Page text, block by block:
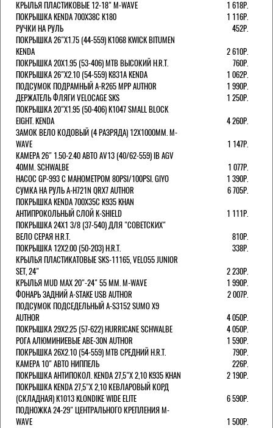
КРЫЛЬЯ ПЛАСТИКОВЫЕ 12-18" M-WAVE
1 618Р.
ПОКРЫШКА KENDA 700Х38С K180
1 116Р.
РУЧКИ НА РУЛЬ
452Р.
ПОКРЫШКА 26"Х1.75 (44-559) K1068 KWICK BITUMEN
KENDA
2 610Р.
ПОКРЫШКА 20X1.95 (53-406) MTB ВЫСОКИЙ H.R.T.
760Р.
ПОКРЫШКА 26"Х2.10 (54-559) K831A KENDA
1 062Р.
ПОДСУМОК ПОДРАМНЫЙ A-R265 MPP AUTHOR
1 990Р.
ДЕРЖАТЕЛЬ ФЛЯГИ VELOCAGE SKS
1 250Р.
ПОКРЫШКА 20"Х1.95 (50-406) K1047 SMALL BLOCK
EIGHT. KENDA
4 260Р.
ЗАМОК ВЕЛО КОДОВЫЙ (4 РАЗРЯДА) 12Х1000ММ. M-
WAVE
1 147Р.
КАМЕРА 26" 1.50-2.40 АВТО AV13 (40/62-559) IB AGV
40MM. SCHWALBE
1 077Р.
НАСОС GP-993 С МАНОМЕТРОМ 80PSI/100PSI. GIYO
1 390Р.
СУМКА НА РУЛЬ A-H721N QRX7 AUTHOR
6 705Р.
ПОКРЫШКА KENDA 700Х35С K935 KHAN
АНТИПРОКОЛЬНЫЙ СЛОЙ K-SHIELD
1 111Р.
ПОКРЫШКА 24X1 3/8 (37-540) ДЛЯ "СОВЕТСКИХ"
ВЕЛО СЕРАЯ H.R.T.
810Р.
ПОКРЫШКА 12X2.00 (50-203) H.R.T.
338Р.
КРЫЛЬЯ ПЛАСТИКАТОВЫЕ SKS-11165, VELO55 JUNIOR
SET, 24"
2 230Р.
КРЫЛЬЯ MUD MAX 20"-24" 55 ММ. M-WAVE
1 990Р.
ФОНАРЬ ЗАДНИЙ A-STAKE USB AUTHOR
2 007Р.
ПОДСУМОК ПОДСЕДЕЛЬНЫЙ A-S3152 SUMO X9
AUTHOR
4 050Р.
ПОКРЫШКА 29X2.25 (57-622) HURRICANE SCHWALBE
4 050Р.
РОГА АЛЮМИНИЕВЫЕ ABE-30N AUTHOR
1 590Р.
ПОКРЫШКА 26X2.10 (54-559) MTB СРЕДНИЙ H.R.T.
790Р.
КАМЕРА 10" АВТО НИППЕЛЬ
226Р.
ПОКРЫШКА АНТИПОКОЛ. KENDA 27,5"Х 2,10 K935 KHAN
2 190Р.
ПОКРЫШКА KENDA 27,5"Х 2,10 КЕВЛАРОВЫЙ КОРД
(СКЛАДНАЯ) K1013 KLONDIKE WIDE ELITE
6 590Р.
ПОДНОЖКА 24-29" ЦЕНТРАЛЬНОГО КРЕПЛЕНИЯ M-
WAVE
1 500Р.